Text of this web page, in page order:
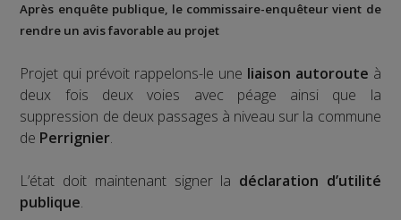
Après enquête publique, le commissaire-enquêteur vient de
rendre un avis favorable au projet
Projet qui prévoit rappelons-le une liaison autoroute à
deux fois deux voies avec péage ainsi que la
suppression de deux passages à niveau sur la commune
de Perrignier.
L’état doit maintenant signer la déclaration d’utilité
publique.